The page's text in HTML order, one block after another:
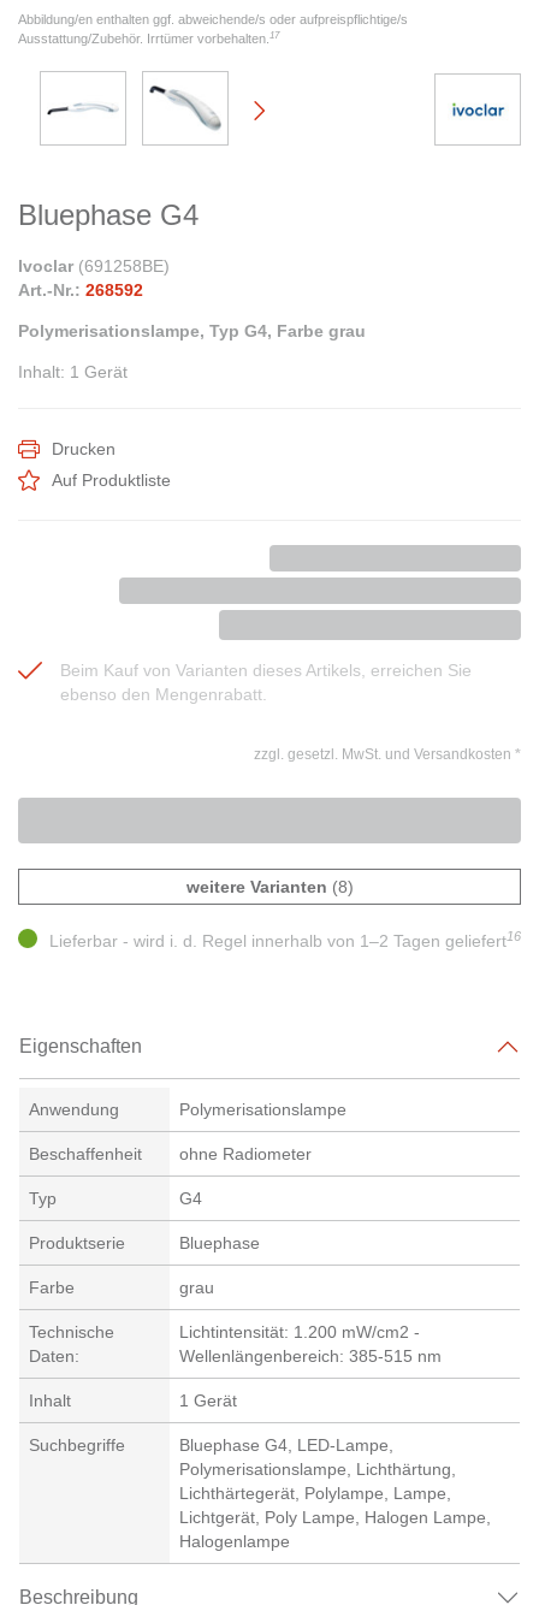
Abbildung/en enthalten ggf. abweichende/s oder aufpreispflichtige/s
Ausstattung/Zubehör. Irrtümer vorbehalten. 17
Bluephase G4
Beim Kauf von Varianten dieses Artikels, erreichen Sie
ebenso den Mengenrabatt.
Ivoclar (691258BE)
Art.-Nr.: 268592
Polymerisationslampe, Typ G4, Farbe grau
Inhalt: 1 Gerät
Drucken
Auf Produktliste
zzgl. gesetzl. MwSt. und Versandkosten *
weitere Varianten (8)
Lieferbar - wird i. d. Regel innerhalb von 1–2 Tagen geliefert16
Eigenschaften
Anwendung Polymerisationslampe
Beschaffenheit ohne Radiometer
Typ G4
Produktserie Bluephase
Farbe grau
Technische
Daten:
Lichtintensität: 1.200 mW/cm2 -
Wellenlängenbereich: 385-515 nm
Inhalt 1 Gerät
Suchbegriffe
Bluephase G4, LED-Lampe,
Polymerisationslampe, Lichthärtung,
Lichthärtegerät, Polylampe, Lampe,
Lichtgerät, Poly Lampe, Halogen Lampe,
Halogenlampe
Beschreibung